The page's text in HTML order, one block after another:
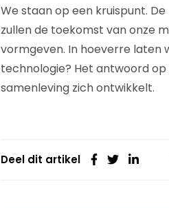
We staan op een kruispunt.
zullen de toekomst van onze
vormgeven. In hoeverre laten
technologie? Het antwoord
samenleving zich ontwikkelt.
Deel dit artikel